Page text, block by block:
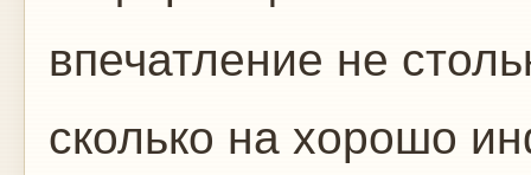
впечатление не
сколько на хорошо